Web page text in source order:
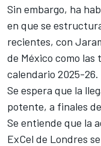
Sin embargo, ha
en que se
recientes, con
de México como
calendario 2025-26.
Se espera que la
potente, a finales
Se entiende que la
ExCel de Londres